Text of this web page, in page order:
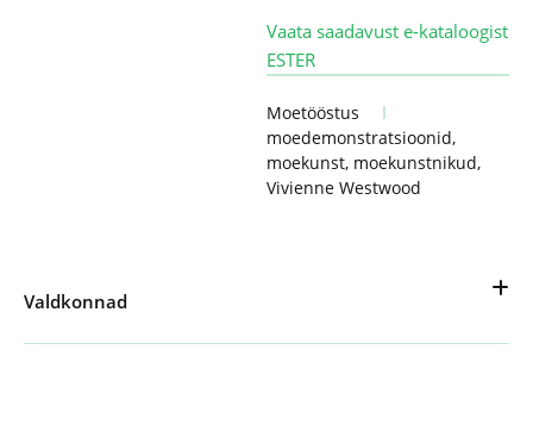
Vaata saadavust e-kataloogist
ESTER
Moetööstus
moedemonstratsioonid,
moekunst, moekunstnikud,
Vivienne Westwood
Valdkonnad